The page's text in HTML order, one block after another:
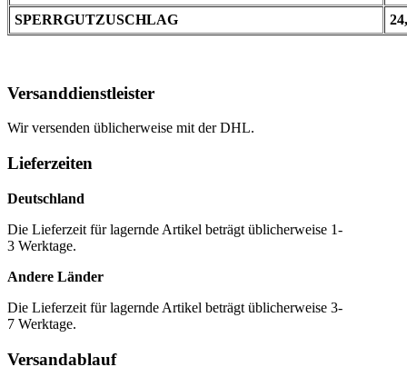
SPERRGUTZUSCHLAG
Versanddienstleister
Wir versenden üblicherweise mit der DHL.
Lieferzeiten
Deutschland
Die Lieferzeit für lagernde Artikel beträgt üblicherweise 1-
3 Werktage.
Andere Länder
Die Lieferzeit für lagernde Artikel beträgt üblicherweise 3-
7 Werktage.
Versandablauf